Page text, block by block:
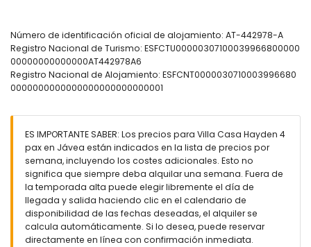
dormitorio con aire acondicionado, cama individual
(medidas 190 por 90 cm) y ventilador
baño en suite con doble lavabo, combinación de
bañera/ducha y WC
baño con doble lavabo, ducha y WC
piscina privada con forma de riñón de 8m x 4m y 2m de
profundidad
jardín con árboles
3 terrazas, de las cuales 2 están cubiertas
barbacoa
ducha exterior
Más información
Número de identificación oficial de alojamiento: AT-442978-A
Registro Nacional de Turismo: ESFCTU00000307100039966800000
00000000000000AT442978A6
Registro Nacional de Alojamiento: ESFCNT0000030710003996680
0000000000000000000000000001
ES IMPORTANTE SABER: Los precios para Villa Casa Hayden 4
pax en Jávea están indicados en la lista de precios por
semana, incluyendo los costes adicionales. Esto no
significa que siempre deba alquilar una semana. Fuera de
la temporada alta puede elegir libremente el día de
llegada y salida haciendo clic en el calendario de
disponibilidad de las fechas deseadas, el alquiler se
calcula automáticamente. Si lo desea, puede reservar
directamente en línea con confirmación inmediata.